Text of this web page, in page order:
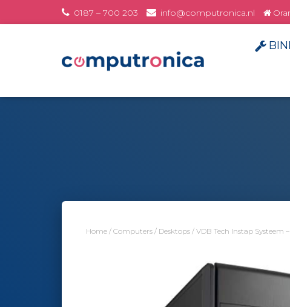
0187 – 700 203 info@computronica.nl
Home / Computers / Desktops / VDB Tech Instap Systeem